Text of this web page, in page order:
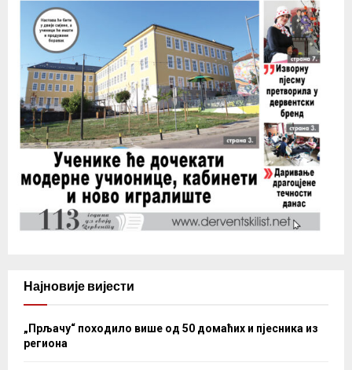
Најновије вијести
„Прљачу“ походило више од 50 домаћих и пјесника из
региона